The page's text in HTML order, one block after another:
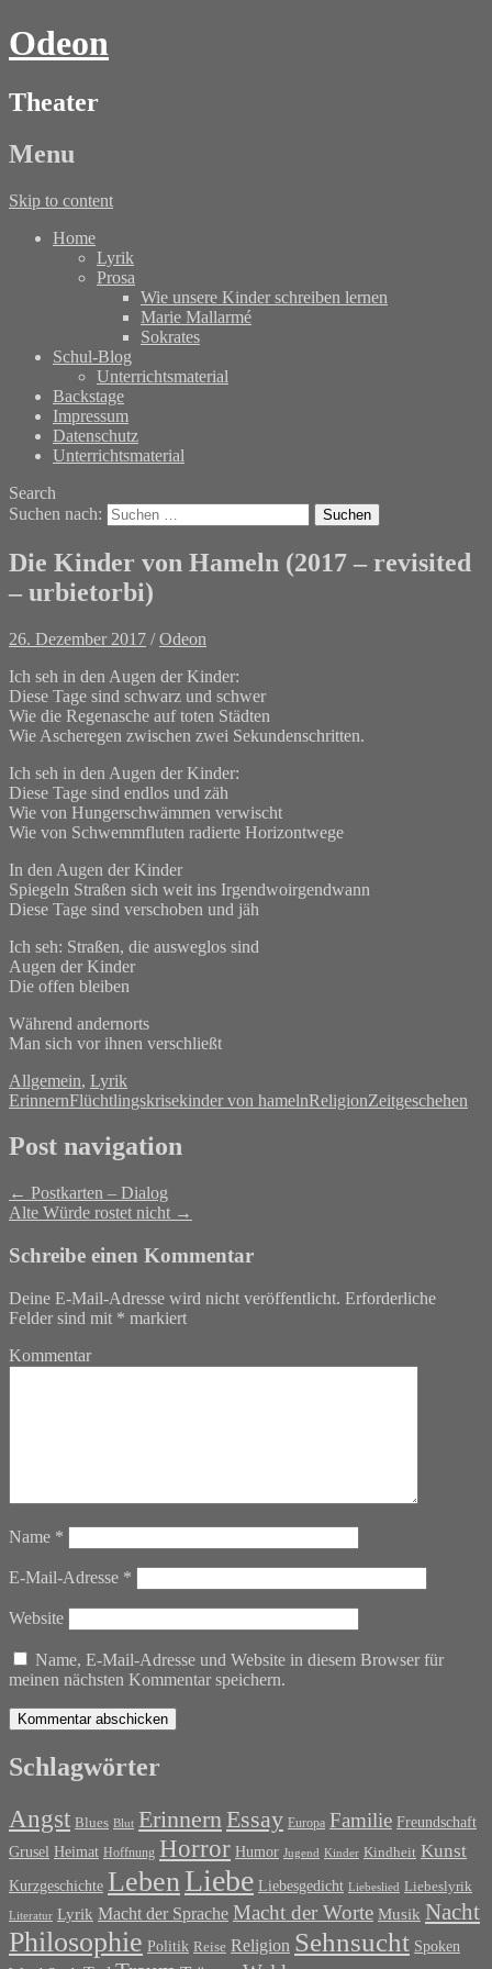
Odeon
Theater
Menu
Skip to content
Home
Lyrik
Prosa
Wie unsere Kinder schreiben lernen
Marie Mallarmé
Sokrates
Schul-Blog
Unterrichtsmaterial
Backstage
Impressum
Datenschutz
Unterrichtsmaterial
Search
Suchen nach:
Die Kinder von Hameln (2017 – revisited
– urbietorbi)
26. Dezember 2017 /Odeon
Ich seh in den Augen der Kinder:
Diese Tage sind schwarz und schwer
Wie die Regenasche auf toten Städten
Wie Ascheregen zwischen zwei Sekundenschritten.
Ich seh in den Augen der Kinder:
Diese Tage sind endlos und zäh
Wie von Hungerschwämmen verwischt
Wie von Schwemmfluten radierte Horizontwege
In den Augen der Kinder
Spiegeln Straßen sich weit ins Irgendwoirgendwann
Diese Tage sind verschoben und jäh
Ich seh: Straßen, die ausweglos sind
Augen der Kinder
Die offen bleiben
Während andernorts
Man sich vor ihnen verschließt
Allgemein, Lyrik
ErinnernFlüchtlingskrisekinder von hamelnReligionZeitgeschehen
Post navigation
← Postkarten – Dialog
Alte Würde rostet nicht →
Schreibe einen Kommentar
Deine E-Mail-Adresse wird nicht veröffentlicht. Erforderliche
Felder sind mit * markiert
Kommentar
Name *
E-Mail-Adresse *
Website
Name, E-Mail-Adresse und Website in diesem Browser für
meinen nächsten Kommentar speichern.
Schlagwörter
Angst Blues Blut Erinnern Essay Europa Familie Freundschaft
Grusel Heimat Hoffnung Horror Humor Jugend Kinder Kindheit Kunst
Kurzgeschichte Leben Liebe Liebesgedicht Liebeslied Liebeslyrik
Literatur Lyrik Macht der Sprache Macht der Worte Musik Nacht
Philosophie Politik Reise Religion Sehnsucht Spoken